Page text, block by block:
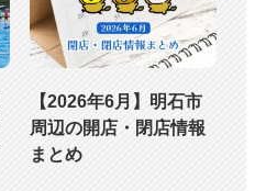
【2026年6月】明石市
周辺の開店・閉店情報
まとめ